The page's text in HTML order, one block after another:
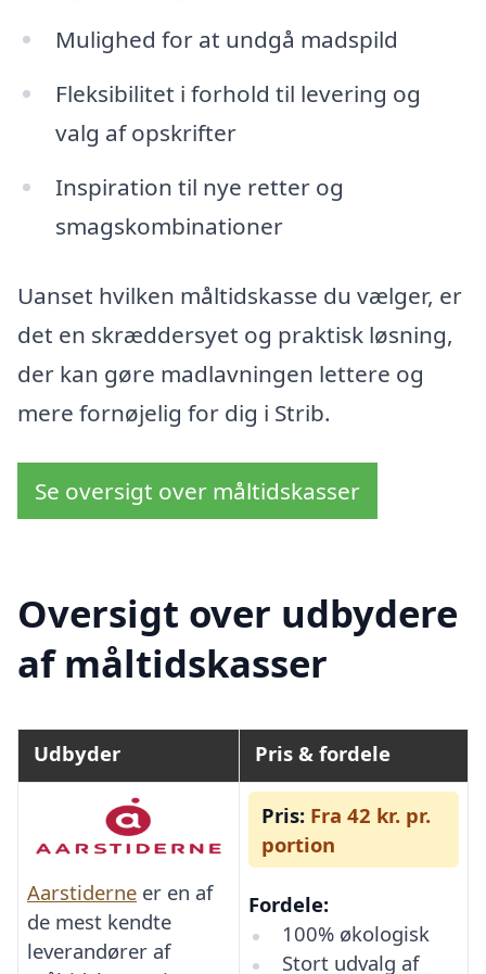
Mulighed for at undgå madspild
Fleksibilitet i forhold til levering og
valg af opskrifter
Inspiration til nye retter og
smagskombinationer
Uanset hvilken måltidskasse du vælger, er
det en skræddersyet og praktisk løsning,
der kan gøre madlavningen lettere og
mere fornøjelig for dig i Strib.
Se oversigt over måltidskasser
Oversigt over udbydere
af måltidskasser
Udbyder Pris & fordele
Aarstiderne er en af
de mest kendte
leverandører af
Pris: Fra 42 kr. pr.
portion
Fordele:
100% økologisk
Stort udvalg af